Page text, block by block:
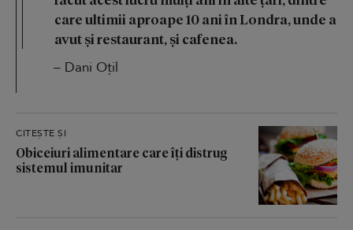
care ultimii aproape 10 ani în Londra, unde a
avut și restaurant, și cafenea.
– Dani Oțil
CITEȘTE ȘI
Obiceiuri alimentare care îți distrug
sistemul imunitar